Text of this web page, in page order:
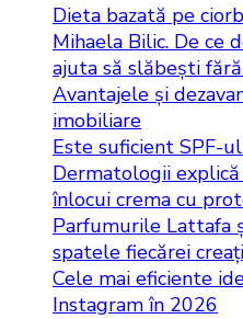
Dieta bazată pe
Mihaela Bilic. De ce
ajuta să slăbești
Avantajele și
imobiliare
Este suficient SPF-
Dermatologii
înlocui crema cu
Parfumurile Lattafa
spatele fiecărei
Cele mai eficiente
Instagram în 2026